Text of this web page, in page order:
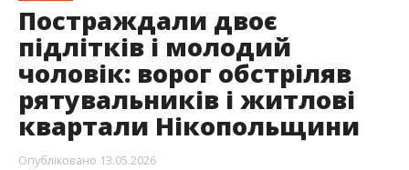
Постраждали двоє
підлітків і молодий
чоловік: ворог обстріляв
рятувальників і житлові
квартали Нікопольщини
Опубліковано 13.05.2026